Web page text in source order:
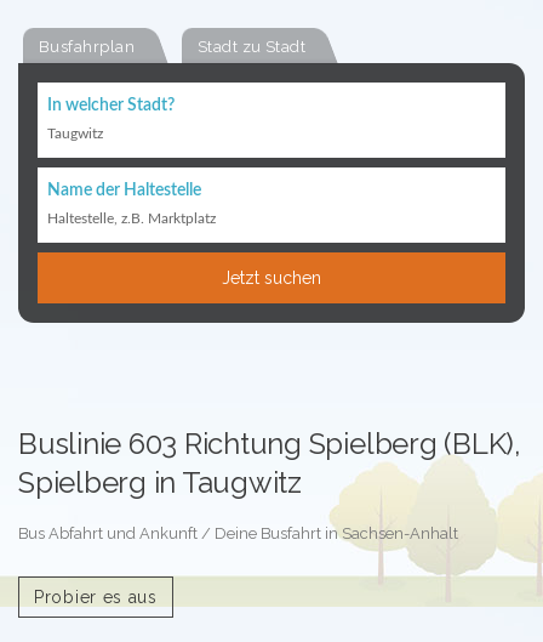
Busfahrplan Stadt zu Stadt
In welcher Stadt?
Taugwitz
Name der Haltestelle
Haltestelle, z.B. Marktplatz
Jetzt suchen
Buslinie 603 Richtung Spielberg (BLK),
Spielberg in Taugwitz
Bus Abfahrt und Ankunft / Deine Busfahrt in Sachsen-Anhalt
Probier es aus